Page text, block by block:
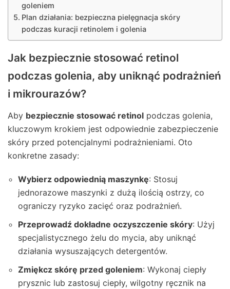
goleniem
Plan działania: bezpieczna pielęgnacja skóry
podczas kuracji retinolem i golenia
Jak bezpiecznie stosować retinol
podczas golenia, aby uniknąć podrażnień
i mikrourazów?
Aby bezpiecznie stosować retinol podczas golenia,
kluczowym krokiem jest odpowiednie zabezpieczenie
skóry przed potencjalnymi podrażnieniami. Oto
konkretne zasady:
Wybierz odpowiednią maszynkę: Stosuj
jednorazowe maszynki z dużą ilością ostrzy, co
ograniczy ryzyko zacięć oraz podrażnień.
Przeprowadź dokładne oczyszczenie skóry: Użyj
specjalistycznego żelu do mycia, aby uniknąć
działania wysuszających detergentów.
Zmiękcz skórę przed goleniem: Wykonaj ciepły
prysznic lub zastosuj ciepły, wilgotny ręcznik na